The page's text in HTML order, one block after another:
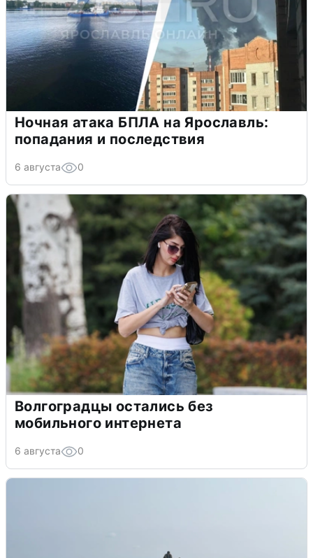
Ночная атака БПЛА на Ярославль:
попадания и последствия
6 августа 0
Волгоградцы остались без
мобильного интернета
6 августа 0